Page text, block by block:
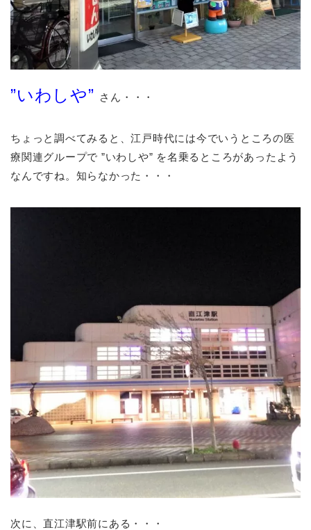
”いわしや” さん・・・
ちょっと調べてみると、江戸時代には今でいうところの医
療関連グループで ”いわしや” を名乗るところがあったよう
なんですね。知らなかった・・・
次に、直江津駅前にある・・・